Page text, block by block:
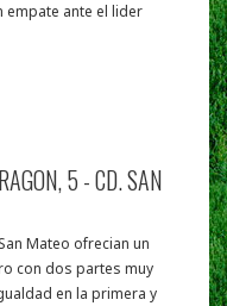
empate ante el lider
5 - CD. SAN
Mateo ofrecian un
con dos partes muy
en la primera y